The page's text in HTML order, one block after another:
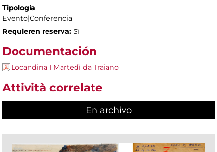
Tipología
Evento|Conferencia
Requieren reserva: Sì
Documentación
Locandina I Martedì da Traiano
Attività correlate
En archivo